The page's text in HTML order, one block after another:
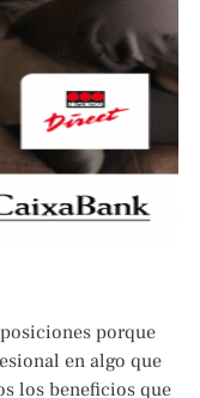
porque
en algo que
los beneficios que